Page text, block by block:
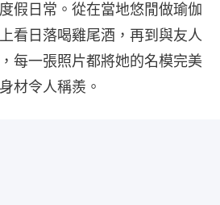
假日常。從在當地悠閒做瑜伽
看日落喝雞尾酒，再到與友人
每一張照片都將她的名模完美
材令人稱羨。